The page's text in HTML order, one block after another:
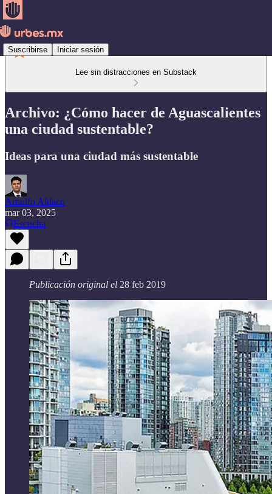
Suscribirse Iniciar sesión
Lee sin distracciones en Substack
Archivo: ¿Cómo hacer de Aguascalientes
una ciudad sustentable?
Ideas para una ciudad más sustentable
Arnulfo Aldaco
mar 03, 2025
Escucha
Publicación original el 28 feb 2019